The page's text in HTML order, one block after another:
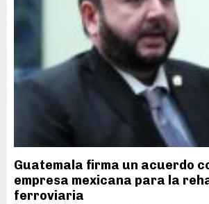
Guatemala firma un acuerdo
empresa mexicana para la
ferroviaria